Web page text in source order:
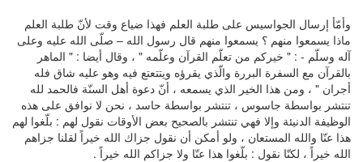
وأمّأ إرسال الجواسيس على طلبة العلم فهذا ضياع وقت لأنّ طلبة العلم
ماذا يسمعوا منهم ؟ يسمعوا منهم قال رسول الله – صلّى الله عليه وعلى
آله وسلّم - : " خيركم من تعلّم القرآن وعلّمه " ، وقال أيضا : " الماهر
بالقرآن مع السفرة البررة والّذي يقرؤه ويتتعتع فيه وهو عليه شاق فله
أجران " ، ومن هذا الخير الذي يسمعه ، أنّ دعوة أهل السنّة فالحمد لله
تنتشر بواسطة جاسوس ، تنتشر بواسطة حاسد ، نحن لا نوافق على هذه
الوظيفة الدنيئة وإلا فهي تنتشر بالصحيح بعض الأوقات نقول لهم : بلّغوا لهم
هذا عنّا والله المستعان ، ولو أمكن أن نقول جزاك الله خيراً لقلنا جزاهم
الله خيراً ، لكنّا نقول : بلّغوا هذا عنّا ولا جزاكم الله خيراً .